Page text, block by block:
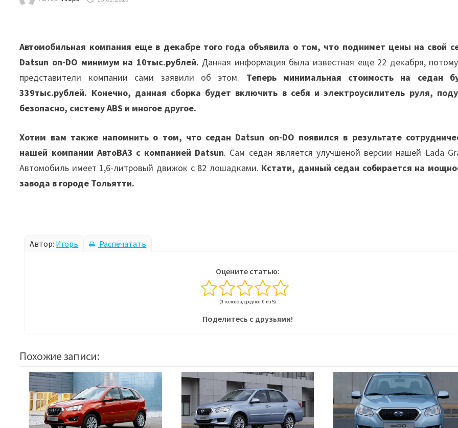
Автомобильная компания еще в декабре того года объявила о том, что поднимет цены на свой
Datsun on-DO минимум на 10тыс.рублей. Данная информация была известная еще 22 декабря,
представители компании сами заявили об этом. Теперь минимальная стоимость на седан
339тыс.рублей. Конечно, данная сборка будет включить в себя и электроусилитель руля,
безопасно, систему ABS и многое другое.
Хотим вам также напомнить о том, что седан Datsun on-DO появился в результате
нашей компании АвтоВАЗ с компанией Datsun. Сам седан является улучшеной версии нашей Lada
Автомобиль имеет 1,6-литровый движок с 82 лошадками. Кстати, данный седан собирается на
завода в городе Тольятти.
Автор: Игорь Распечатать
Оцените статью:
(0 голосов, среднее: 0 из 5)
Поделитесь с друзьями!
Похожие записи: